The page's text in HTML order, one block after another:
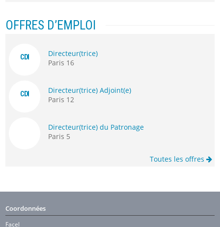
OFFRES D’EMPLOI
CDI
Directeur(trice)
Paris 16
CDI
Directeur(trice) Adjoint(e)
Paris 12
Directeur(trice) du Patronage
Paris 5
Toutes les offres
Coordonnées
Facel